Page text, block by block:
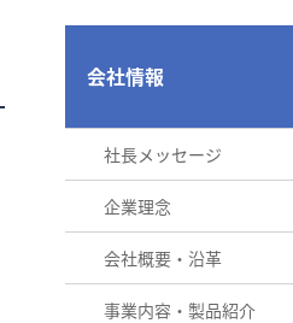
会社情報
社長メッセージ
企業理念
会社概要・沿革
事業内容・製品紹介